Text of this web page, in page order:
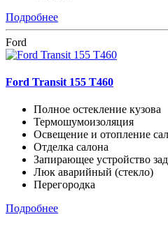
Подробнее
Ford
Ford Transit 155 T460
Полное остекление кузова
Термошумоизоляция
Освещение и отопление
Отделка салона
Запирающее устройство
Люк аварийный (стекло)
Перегородка
Подробнее